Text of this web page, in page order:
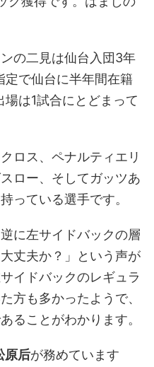
の二見は仙台入団3年
定で仙台に半年間在籍
は1試合にとどまって
ロス、ペナルティエリ
ロー、そしてガッツあ
っている選手です。
に左サイドバックの層
丈夫か？」という声が
イドバックのレギュラ
方も多かったようで、
ることがわかります。
原后が務めています